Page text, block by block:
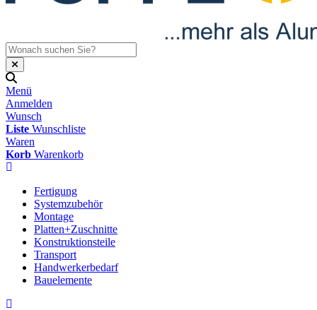
Menü
Anmelden
Wunsch
Liste Wunschliste
Waren
Korb Warenkorb
Fertigung
Systemzubehör
Montage
Platten+Zuschnitte
Konstruktionsteile
Transport
Handwerkerbedarf
Bauelemente